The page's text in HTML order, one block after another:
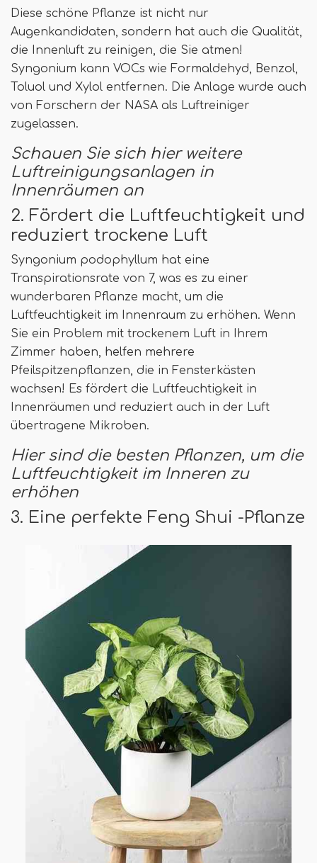
Diese schöne Pflanze ist nicht nur
Augenkandidaten, sondern hat auch die Qualität,
die Innenluft zu reinigen, die Sie atmen!
Syngonium kann VOCs wie Formaldehyd, Benzol,
Toluol und Xylol entfernen. Die Anlage wurde auch
von Forschern der NASA als Luftreiniger
zugelassen.
Schauen Sie sich hier weitere
Luftreinigungsanlagen in
Innenräumen an
2. Fördert die Luftfeuchtigkeit und
reduziert trockene Luft
Syngonium podophyllum hat eine
Transpirationsrate von 7, was es zu einer
wunderbaren Pflanze macht, um die
Luftfeuchtigkeit im Innenraum zu erhöhen. Wenn
Sie ein Problem mit trockenem Luft in Ihrem
Zimmer haben, helfen mehrere
Pfeilspitzenpflanzen, die in Fensterkästen
wachsen! Es fördert die Luftfeuchtigkeit in
Innenräumen und reduziert auch in der Luft
übertragene Mikroben.
Hier sind die besten Pflanzen, um die
Luftfeuchtigkeit im Inneren zu
erhöhen
3. Eine perfekte Feng Shui -Pflanze